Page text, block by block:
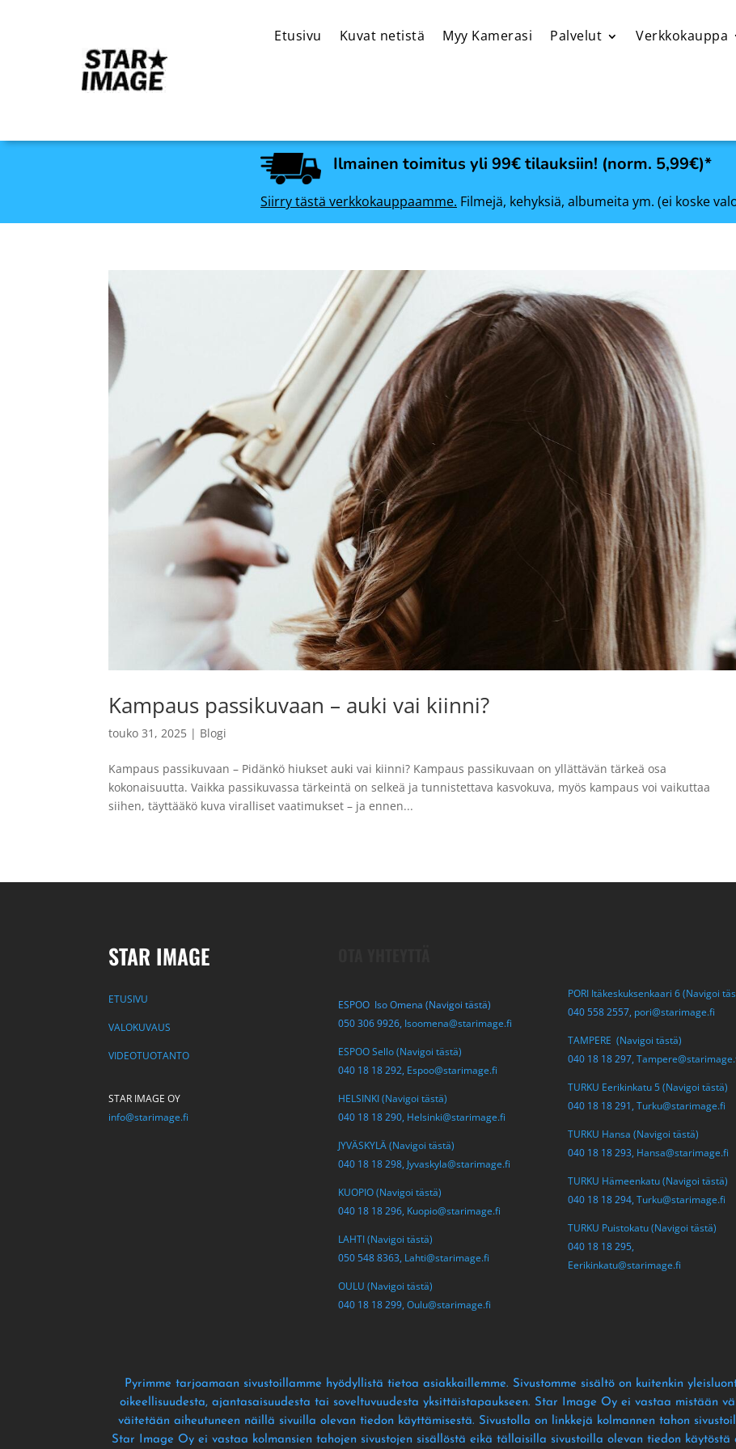
Etusivu Kuvat netistä Myy Kamerasi Palvelut Verkkokauppa
Ilmainen toimitus yli 99€ tilauksiin! (norm. 5,99€)*
Siirry tästä verkkokauppaamme. Filmejä, kehyksiä, albumeita ym. (ei koske
Kampaus passikuvaan – auki vai kiinni?
touko 31, 2025 | Blogi
Kampaus passikuvaan – Pidänkö hiukset auki vai kiinni? Kampaus passikuvaan on yllättävän tärkeä osa
kokonaisuutta. Vaikka passikuvassa tärkeintä on selkeä ja tunnistettava kasvokuva, myös kampaus voi vaikuttaa
siihen, täyttääkö kuva viralliset vaatimukset – ja ennen...
STAR IMAGE
ETUSIVU
VALOKUVAUS
VIDEOTUOTANTO
STAR IMAGE OY
info@starimage.fi
ESPOO Iso Omena (Navigoi tästä)
050 306 9926, Isoomena@starimage.fi
ESPOO Sello (Navigoi tästä)
040 18 18 292, Espoo@starimage.fi
HELSINKI (Navigoi tästä)
040 18 18 290, Helsinki@starimage.fi
JYVÄSKYLÄ (Navigoi tästä)
040 18 18 298, Jyvaskyla@starimage.fi
KUOPIO (Navigoi tästä)
040 18 18 296, Kuopio@starimage.fi
LAHTI (Navigoi tästä)
050 548 8363, Lahti@starimage.fi
OULU (Navigoi tästä)
040 18 18 299, Oulu@starimage.fi
PORI Itäkeskuksenkaari 6 (Navigoi
040 558 2557, pori@starimage.fi
TAMPERE (Navigoi tästä)
040 18 18 297,
TURKU Eerikinkatu 5 (Navigoi tästä)
040 18 18 291, Turku@starimage.fi
TURKU Hansa (Navigoi tästä)
040 18 18 293, Hansa@starimage.fi
TURKU Hämeenkatu (Navigoi tästä)
040 18 18 294, Turku@starimage.fi
TURKU Puistokatu (Navigoi tästä)
040 18 18 295,
Eerikinkatu@starimage.fi
Pyrimme tarjoamaan sivustoillamme hyödyllistä tietoa asiakkaillemme. Sivustomme sisältö on kuitenkin
oikeellisuudesta, ajantasaisuudesta tai soveltuvuudesta yksittäistapaukseen. Star Image Oy ei vastaa mistään
väitetään aiheutuneen näillä sivuilla olevan tiedon käyttämisestä. Sivustolla on linkkejä kolmannen tahon
Star Image Oy ei vastaa kolmansien tahojen sivustojen sisällöstä eikä tällaisilla sivustoilla olevan tiedon käytöstä